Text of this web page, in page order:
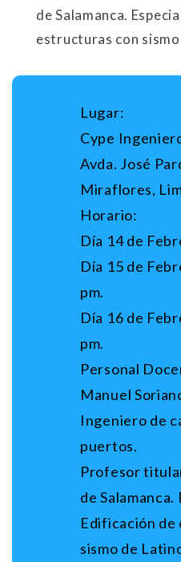
de Salamanca.
estructuras con
Lugar:
Cype
Avda. José
Miraflores,
Horario:
Día 14 de
Día 15 de
pm.
Día 16 de
pm.
Personal
Manuel
Ingeniero de
puertos.
Profesor
de
Edificación
sismo de